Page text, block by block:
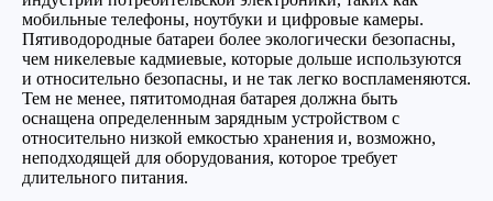
мобильные телефоны, ноутбуки и цифровые камеры.
Пятиводородные батареи более экологически безопасны,
чем никелевые кадмиевые, которые дольше используются
и относительно безопасны, и не так легко воспламеняются.
Тем не менее, пятитомодная батарея должна быть
оснащена определенным зарядным устройством с
относительно низкой емкостью хранения и, возможно,
неподходящей для оборудования, которое требует
длительного питания.